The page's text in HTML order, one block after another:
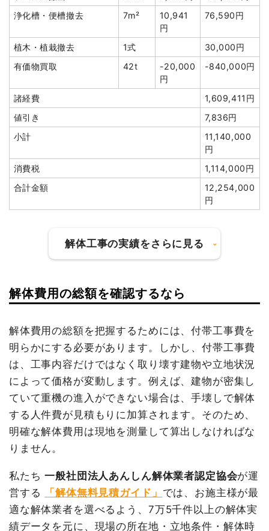
建物の種類/構造 軽量鉄骨造住宅2階建て
建物解体費用 108万9,870円
品名 数量 単価
金額
て
円
1,089,870
円
土間コンクリート撤去
1式
169,250円
値引き
小計
1,580,000
消費税
126,400円
合計金額
1,706,400
円
浄化槽・便槽撤去
7m²
10,941
円
76,590円
植木・植栽撤去 1式
30,000円
有価物買取
42t
-20,000
円
-840,000円
諸経費
1,609,411円
値引き
7,836円
小計
11,140,000
円
消費税
1,114,000円
合計金額
12,254,000
円
解体工事の実績をさらに見る
建物の種類/構造 鉄骨造工場1階建て
建物解体費用 372万6,450円
品名 数量 単価
金額
鉄骨造工場107坪1階建
て
107坪
34,827
3,726,450
カーポート撤去
74m² 6,016円
445,200円
物置撤去
51m² 6,035円
307,800円
土間コンクリート撤去
58m² 1,993円 115,600円
解体費用の総額を確認するなら
解体費用の総額を把握するためには、付帯工事費を
明らかにする必要があります。しかし、付帯工事費
は、工事内容だけではなく取り壊す建物や立地状況
によって価格が変動します。例えば、建物が密集し
ていて重機の進入ができない場合は、手壊しで解体
する人件費が見積もりに加算されます。そのため、
明確な解体費用は現地を測量して算出しなければな
りません。
私たち一般社団法人あんしん解体業者認定協会が運
営する
「解体無料見積ガイド」 では、お施主様が最
適な解体業者を選べるよう、7万5千件以上の解体実
績データを元に、現場の所在地・立地条件・解体時